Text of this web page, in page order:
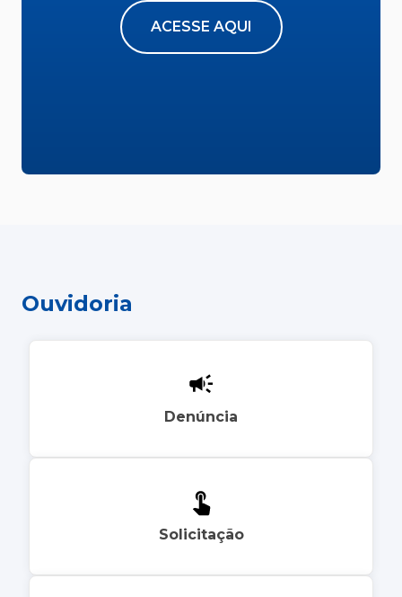
ACESSE AQUI
Ouvidoria
Denúncia
Solicitação